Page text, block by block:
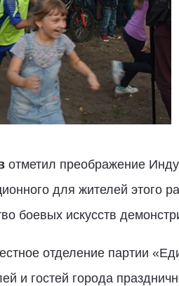
отметил преображение
для жителей этого
боевых искусств
отделение партии
и гостей города